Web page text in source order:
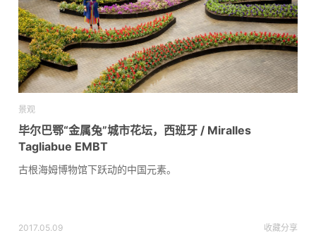
景观
毕尔巴鄂“金属兔”城市花坛，西班牙 / Miralles
Tagliabue EMBT
古根海姆博物馆下跃动的中国元素。
2017.05.09 收藏分享